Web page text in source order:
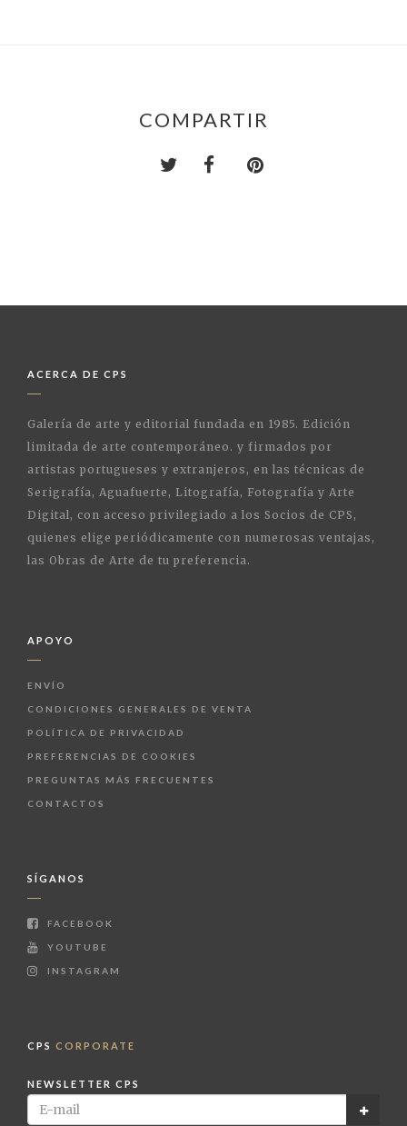
COMPARTIR
ACERCA DE CPS
Galería de arte y editorial fundada en 1985. Edición
limitada de arte contemporáneo. y firmados por
artistas portugueses y extranjeros, en las técnicas de
Serigrafía, Aguafuerte, Litografía, Fotografía y Arte
Digital, con acceso privilegiado a los Socios de CPS,
quienes elige periódicamente con numerosas ventajas,
las Obras de Arte de tu preferencia.
APOYO
ENVÍO
CONDICIONES GENERALES DE VENTA
POLÍTICA DE PRIVACIDAD
PREFERENCIAS DE COOKIES
PREGUNTAS MÁS FRECUENTES
CONTACTOS
SÍGANOS
FACEBOOK
YOUTUBE
INSTAGRAM
CPS CORPORATE
NEWSLETTER CPS